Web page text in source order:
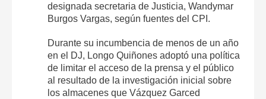
designada secretaria de Justicia, Wandymar
Burgos Vargas, según fuentes del CPI.
Durante su incumbencia de menos de un año
en el DJ, Longo Quiñones adoptó una política
de limitar el acceso de la prensa y el público
al resultado de la investigación inicial sobre
los almacenes que Vázquez Garced